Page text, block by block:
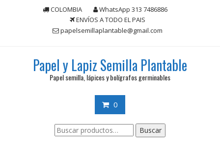
COLOMBIA
WhatsApp 313 7486886
ENVÍOS A TODO EL PAIS
papelsemillaplantable@gmail.com
Papel y Lapiz Semilla Plantable
Papel semilla, lápices y bolígrafos germinables
0
Buscar
por:
Buscar